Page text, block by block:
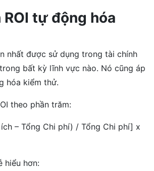
tự động hóa
nhất được sử dụng trong tài chính
bất kỳ lĩnh vực nào. Nó cũng áp
hóa kiểm thử.
theo phần trăm:
– Tổng Chi phí) / Tổng Chi phí] x
hiểu hơn: